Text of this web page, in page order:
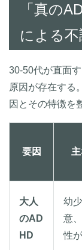
「真の
による
30-50代が直面
原因が存在する
因とその特徴を
要因
大人
のAD
HD
幼
意
性